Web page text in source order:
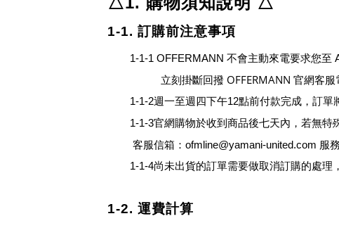
1-1. 訂購前注意事項
1-1-1 OFFERMANN不會主動來電要求您至
立刻掛斷回撥 OFFERMANN 官網客服
1-1-2週一至週四下午12點前付款完成，訂單
1-1-3官網購物於收到商品後七天內，若無
客服信箱：ofmline@yamani-united.com 服
1-1-4尚未出貨的訂單需要做取消訂購的處理
1-2. 運費計算